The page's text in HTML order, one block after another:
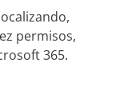
permisos,
365.